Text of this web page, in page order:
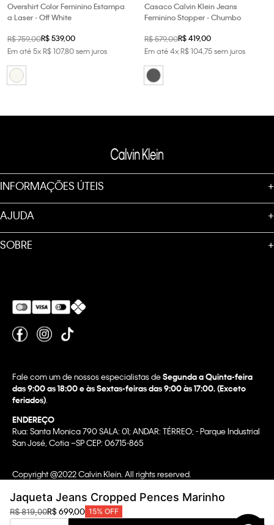
Jaqueta Jeans Cropped Pences Marinho
R$819,00R$699,00 15% OFF
Overshirt Color Feminino Estampa
a Laser - Off White
R$759,00R$539,00
Em até5xR$107,80sem juros
Casaco Calvin Klein Jeans
Feminino Stopper - Chumbo
R$579,00R$419,00
Em até4xR$10475sem juros
INFORMAÇÕES ÚTEIS +
AJUDA +
SOBRE +
Fale com um de nossos especialistas deSegunda a Quinta-feira
das 9:00 as 18:00 e às Sextas-feiras das 9:00 às 17:00. (Exceto
feriados)
ENDEREÇO
Rua: Santa Monica 790 SALA: 01; ANDAR: TÉRREO; - Parque Industrial
San José, Cotia –SP CEP: 06715-865
Copyright @2022 Calvin Klein. All rights reserved.
CNPJ 07.296.319/0058-90